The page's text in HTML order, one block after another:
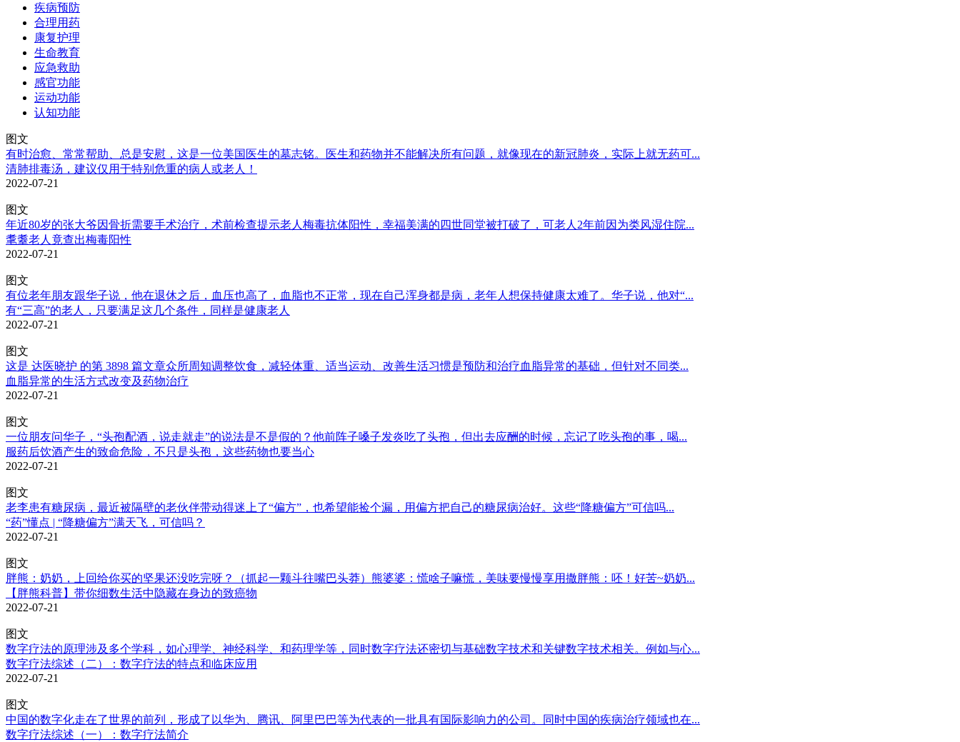
疾病预防
合理用药
康复护理
生命教育
应急救助
感官功能
运动功能
认知功能
图文
有时治愈、常常帮助、总是安慰，这是一位美国医生的墓志铭。医生和药物并不能解决所有问题，就像现在的新冠肺炎，实际上就无药可...
清肺排毒汤，建议仅用于特别危重的病人或老人！
2022-07-21
图文
年近80岁的张大爷因骨折需要手术治疗，术前检查提示老人梅毒抗体阳性，幸福美满的四世同堂被打破了，可老人2年前因为类风湿住院...
耄耋老人竟查出梅毒阳性
2022-07-21
图文
有位老年朋友跟华子说，他在退休之后，血压也高了，血脂也不正常，现在自己浑身都是病，老年人想保持健康太难了。华子说，他对“...
有“三高”的老人，只要满足这几个条件，同样是健康老人
2022-07-21
图文
这是 达医晓护 的第 3898 篇文章众所周知调整饮食，减轻体重、适当运动、改善生活习惯是预防和治疗血脂异常的基础，但针对不同类...
血脂异常的生活方式改变及药物治疗
2022-07-21
图文
一位朋友问华子，“头孢配酒，说走就走”的说法是不是假的？他前阵子嗓子发炎吃了头孢，但出去应酬的时候，忘记了吃头孢的事，喝...
服药后饮酒产生的致命危险，不只是头孢，这些药物也要当心
2022-07-21
图文
老李患有糖尿病，最近被隔壁的老伙伴带动得迷上了“偏方”，也希望能捡个漏，用偏方把自己的糖尿病治好。这些“降糖偏方”可信吗...
“药”懂点 | “降糖偏方”满天飞，可信吗？
2022-07-21
图文
胖熊：奶奶，上回给你买的坚果还没吃完呀？（抓起一颗斗往嘴巴头莽）熊婆婆：慌啥子嘛慌，美味要慢慢享用撒胖熊：呸！好苦~奶奶...
【胖熊科普】带你细数生活中隐藏在身边的致癌物
2022-07-21
图文
数字疗法的原理涉及多个学科，如心理学、神经科学、和药理学等，同时数字疗法还密切与基础数字技术和关键数字技术相关。例如与心...
数字疗法综述（二）：数字疗法的特点和临床应用
2022-07-21
图文
中国的数字化走在了世界的前列，形成了以华为、腾讯、阿里巴巴等为代表的一批具有国际影响力的公司。同时中国的疾病治疗领域也在...
数字疗法综述（一）：数字疗法简介